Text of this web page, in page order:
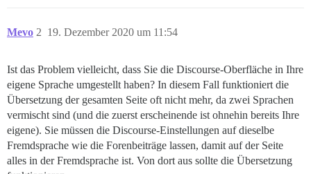
Mevo 19. Dezember 2020 um 11:54
2
Ist das Problem vielleicht, dass Sie die Discourse-Oberfläche in Ihre
eigene Sprache umgestellt haben? In diesem Fall funktioniert die
Übersetzung der gesamten Seite oft nicht mehr, da zwei Sprachen
vermischt sind (und die zuerst erscheinende ist ohnehin bereits Ihre
eigene). Sie müssen die Discourse-Einstellungen auf dieselbe
Fremdsprache wie die Forenbeiträge lassen, damit auf der Seite
alles in der Fremdsprache ist. Von dort aus sollte die Übersetzung